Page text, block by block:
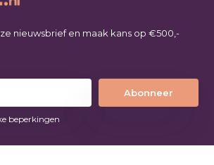
nieuwsbrief en maak kans op €500,-
Abonneer
beperkingen